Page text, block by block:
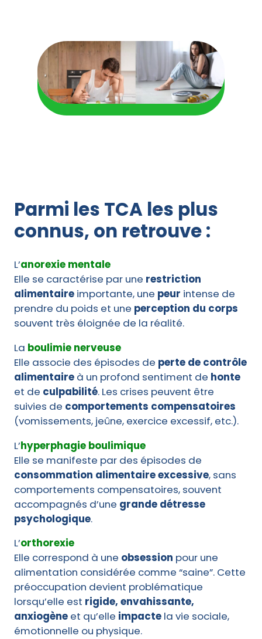
Parmi les TCA les plus
connus, on retrouve :
L’anorexie mentale
Elle se caractérise par une restriction
alimentaire importante, une peur intense de
prendre du poids et une perception du corps
souvent très éloignée de la réalité.
La boulimie nerveuse
Elle associe des épisodes de perte de contrôle
alimentaire à un profond sentiment de honte
et de culpabilité. Les crises peuvent être
suivies de comportements compensatoires
(vomissements, jeûne, exercice excessif, etc.).
L’hyperphagie boulimique
Elle se manifeste par des épisodes de
consommation alimentaire excessive, sans
comportements compensatoires, souvent
accompagnés d’une grande détresse
psychologique.
L’orthorexie
Elle correspond à une obsession pour une
alimentation considérée comme “saine”. Cette
préoccupation devient problématique
lorsqu’elle est rigide, envahissante,
anxiogène et qu’elle impacte la vie sociale,
émotionnelle ou physique.